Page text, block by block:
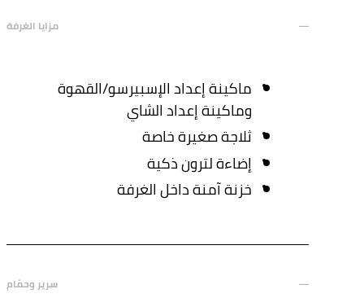
مزايا الغرفة
ماكينة إعداد الإسبيرسو/القهوة
وماكينة إعداد الشاي
ثلاجة صغيرة خاصة
إضاءة لترون ذكية
خزنة آمنة داخل الغرفة
سرير وحمّام